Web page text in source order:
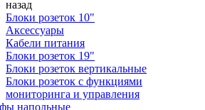
назад
Блоки розеток 10"
Аксессуары
Кабели питания
Блоки розеток 19"
Блоки розеток вертикальные
Блоки розеток с функциями
мониторинга и управления
напольные